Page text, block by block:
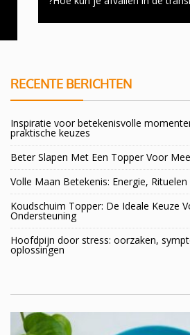
RECENTE BERICHTEN
Inspiratie voor betekenisvolle
praktische keuzes
Beter Slapen Met Een Topper Voor
Volle Maan Betekenis: Energie,
Koudschuim Topper: De Ideale Keuze
Ondersteuning
Hoofdpijn door stress: oorzaken,
oplossingen